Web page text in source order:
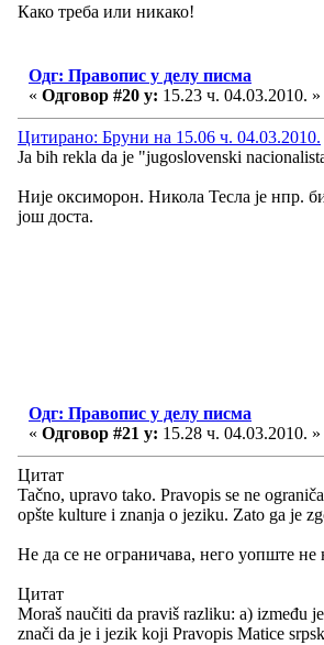
Како треба или никако!
Одг: Правопис у делу писма
« Одговор #20 у: 15.23 ч. 04.03.2010. »
Цитирано: Бруни на 15.06 ч. 04.03.2010.
Ja bih rekla da je "jugoslovenski
Није оксиморон. Никола Тесла је нпр.
још доста.
Одг: Правопис у делу писма
« Одговор #21 у: 15.28 ч. 04.03.2010. »
Цитат
Tačno, upravo tako. Pravopis se ne
opšte kulture i znanja o jeziku. Zato ga je
Не да се не ограничава, него уопште не
Цитат
Moraš naučiti da praviš razliku: a) između
znači da je i jezik koji Pravopis Matice